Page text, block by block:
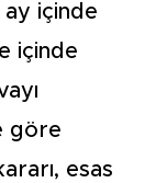
içinde
içinde
göre
esas